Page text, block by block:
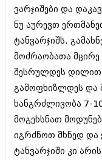
სექტემბერი
აგვისტო
ივლისი
ივნისი
მაისი 2017
აპრილი
თებერვალი
იანვარი
დეკემბერი
ნოემბერი
ოქტომბერი
სექტემბერი
ვარჯიშები და
ნუ აურევთ
ტანვარჯიშს.
მოძრაობათა
შესრულდეს
გამოფხიზლდეს და
ხანგრძლივობა 7-
მოგეხსნათ
იგრძნოთ მხნედ და
ტანვარჯიში კი